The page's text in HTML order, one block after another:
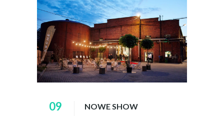
09
NOWE SHOW